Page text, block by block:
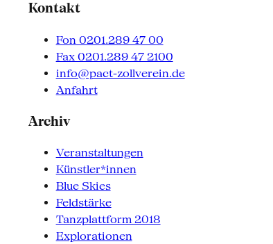
Kontakt
Fon 0201.289 47 00
Fax 0201.289 47 2100
info@pact-zollverein.de
Anfahrt
Archiv
Veranstaltungen
Künstler*innen
Blue Skies
Feldstärke
Tanzplattform 2018
Explorationen